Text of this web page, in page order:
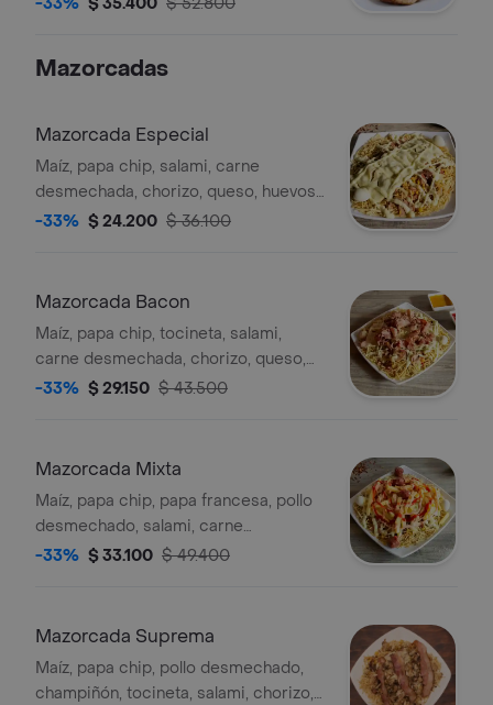
Mazorcadas
Mazorcada Especial
Maíz, papa chip, salami, carne
desmechada, chorizo, queso, huevos
de codorniz..
-33% $ 24.200 $ 36.100
Mazorcada Bacon
Maíz, papa chip, tocineta, salami,
carne desmechada, chorizo, queso,
huevos de codorniz..
-33% $ 29.150 $ 43.500
Mazorcada Mixta
Maíz, papa chip, papa francesa, pollo
desmechado, salami, carne
desmechada, chorizo, queso, huevos
-33% $ 33.100 $ 49.400
Mazorcada Suprema
Maíz, papa chip, pollo desmechado,
champiñón, tocineta, salami, chorizo,